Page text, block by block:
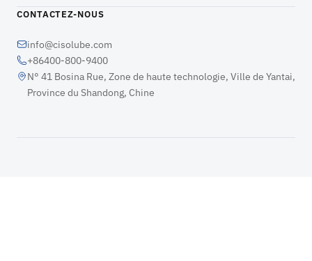
CONTACTEZ-NOUS
info@cisolube.com
+86400-800-9400
N° 41 Bosina Rue, Zone de haute technologie, Ville de Yantai,
Province du Shandong, Chine